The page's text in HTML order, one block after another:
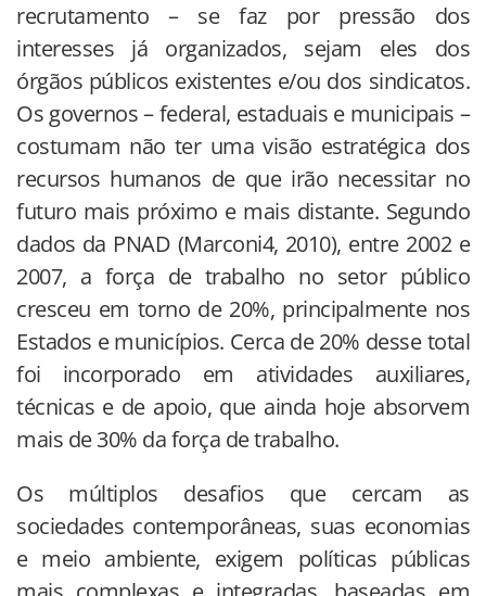
recrutamento – se faz por pressão dos
interesses já organizados, sejam eles dos
órgãos públicos existentes e/ou dos sindicatos.
Os governos – federal, estaduais e municipais –
costumam não ter uma visão estratégica dos
recursos humanos de que irão necessitar no
futuro mais próximo e mais distante. Segundo
dados da PNAD (Marconi4, 2010), entre 2002 e
2007, a força de trabalho no setor público
cresceu em torno de 20%, principalmente nos
Estados e municípios. Cerca de 20% desse total
foi incorporado em atividades auxiliares,
técnicas e de apoio, que ainda hoje absorvem
mais de 30% da força de trabalho.
Os múltiplos desafios que cercam as
sociedades contemporâneas, suas economias
e meio ambiente, exigem políticas públicas